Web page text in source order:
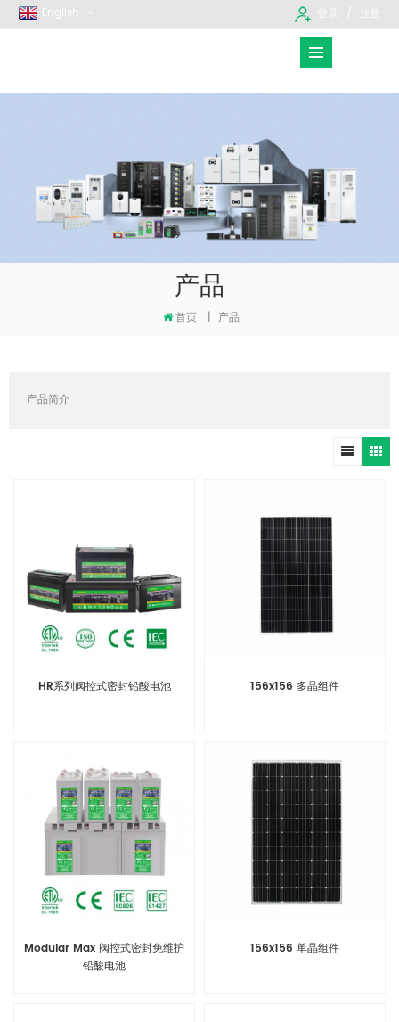
登录 注册
English
产品
首页 | 产品
产品简介
HR系列阀控式密封铅酸电池 156x156 多晶组件
Modular Max 阀控式密封免维护
铅酸电池
156x156 单晶组件